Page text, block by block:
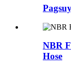
NBR
Hose